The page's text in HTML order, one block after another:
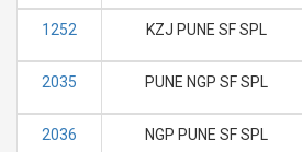
1252 KZJ PUNE SF SPL
2035 PUNE NGP SF SPL
2036 NGP PUNE SF SPL